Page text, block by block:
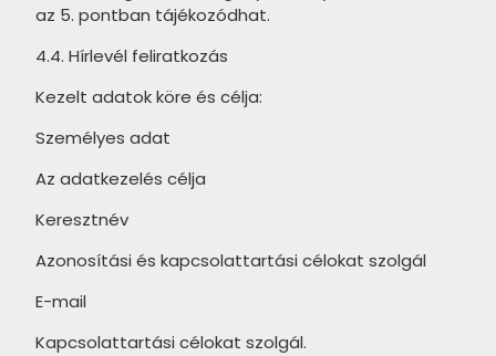
termékcsalád
TUBADZIN Muse termékcsalád
TUBADZIN Plain Stone
termékcsalád
TUBADZIN Senza termékcsalád
TUBADZIN Coma termékcsalád
TUBADZIN Mild Garden
termékcsalád
TUBADZIN Brainstorm
TILEZZA Impressione termékcsalád
TILEZZA Lea termékcsalád
TILEZZA Pietra termékcsalád
TILEZZA Raggio termékcsalád
TILEZZA Terra termékcsalád
az 5. pontban tájékozódhat.
4.4. Hírlevél feliratkozás
Kezelt adatok köre és célja:
Személyes adat
Az adatkezelés célja
Keresztnév
Azonosítási és kapcsolattartási célokat szolgál
E-mail
Kapcsolattartási célokat szolgál.